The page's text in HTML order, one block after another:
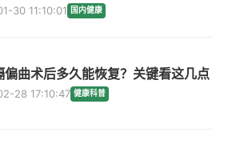
30 11:10:01 国内健康
偏曲术后多久能恢复？关键看这几点
28 17:10:47 健康科普